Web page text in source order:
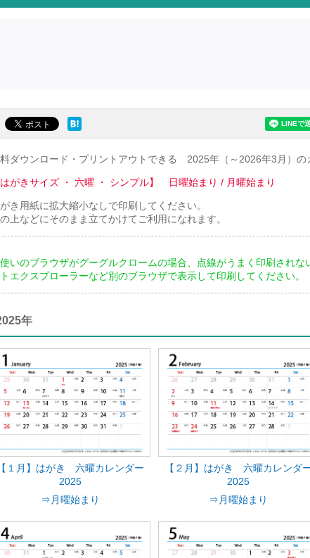
ダウンロード・プリントアウトできる 2025年（～2026年3月）の
はがきサイズ ・ 六曜 ・ シンプル】 日曜始まり / 月曜始まり
き用紙に拡大縮小なしで印刷してください。
上などにそのまま立てかけてご利用になれます。
いのブラウザがグーグルクロームの場合、点線がうまく印刷され
エクスプローラーなど別のブラウザで表示して印刷してください。
年
【１月】はがき 六曜カレンダー
2025
⇒月曜始まり
【２月】はがき 六曜カレンダ
2025
⇒月曜始まり